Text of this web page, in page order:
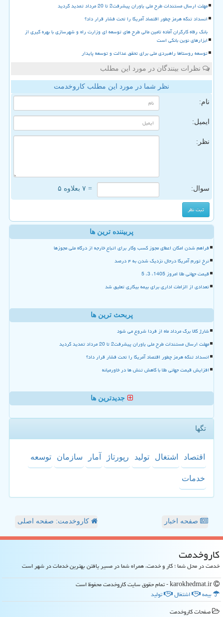
مهلت ارسال مستندات طرح ملی یاوران پیشرفت2 تا 20 مرداد تمدید گردید
انسداد تنگه هرمز چطور اقتصاد آمریکا را تحت فشار قرار داد؟
بانک رفاه کارگران آماده تامین مالی طرح های توسعه ای وزارت راه و شهرسازی با بهره گیری از
ابزارهای نوین بانکی است
توسعه روستاها راهبردی ملی برای تحقق عدالت و توسعه پایدار
نظرات بینندگان در مورد این مطلب
نظر شما در مورد این مطلب کاروخدمت
نام:
ایمیل:
نظر:
سوال: = ۷ بعلاوه ۵
پربیننده ترین ها
فراهم شدن امکان اعطای مجوز کسب وکار برای اتباع خارجه از درگاه ملی مجوزها
نرخ تورم آمریکا درحال نزدیک شدن به ۴ درصد
قیمت جهانی طلا امروز 1405، 3، 5
تعدادی از الزامات اداری برای بیمه بیکاری تعلیق شد
پربحث ترین ها
شارژ کالا برگ مرداد ماه از فردا شروع می شود
مهلت ارسال مستندات طرح ملی یاوران پیشرفت2 تا 20 مرداد تمدید گردید
انسداد تنگه هرمز چطور اقتصاد آمریکا را تحت فشار قرار داد؟
افزایش قیمت جهانی طلا با کاهش تنش ها در خاورمیانه
جدیدترین ها
تگها
اقتصاد اشتغال تولید رپورتاژ آمار سازمان توسعه
خدمات
صفحه اخبار کاروخدمت: صفحه اصلی
كاروخدمت
خدمت در محل شما ؛ کار و خدمت، همراه شما در مسیر یافتن بهترین خدمات در شهر است
بیمه
اشتغال
تولید
صفحات كاروخدمت